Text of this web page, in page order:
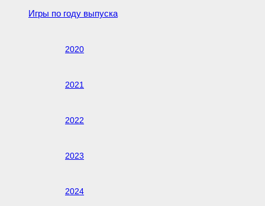
Игры по году выпуска
2020
2021
2022
2023
2024